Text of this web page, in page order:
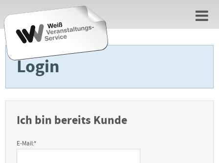
Login
Ich bin bereits Kunde
E-Mail:*